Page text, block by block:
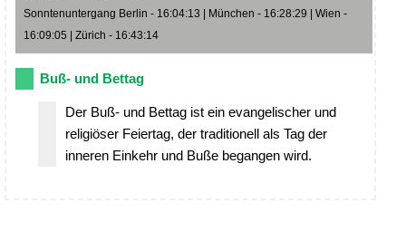
Sonntenuntergang Berlin - 16:04:13 | München - 16:28:29 | Wien -
16:09:05 | Zürich - 16:43:14
Buß- und Bettag
Der Buß- und Bettag ist ein evangelischer und
religiöser Feiertag, der traditionell als Tag der
inneren Einkehr und Buße begangen wird.